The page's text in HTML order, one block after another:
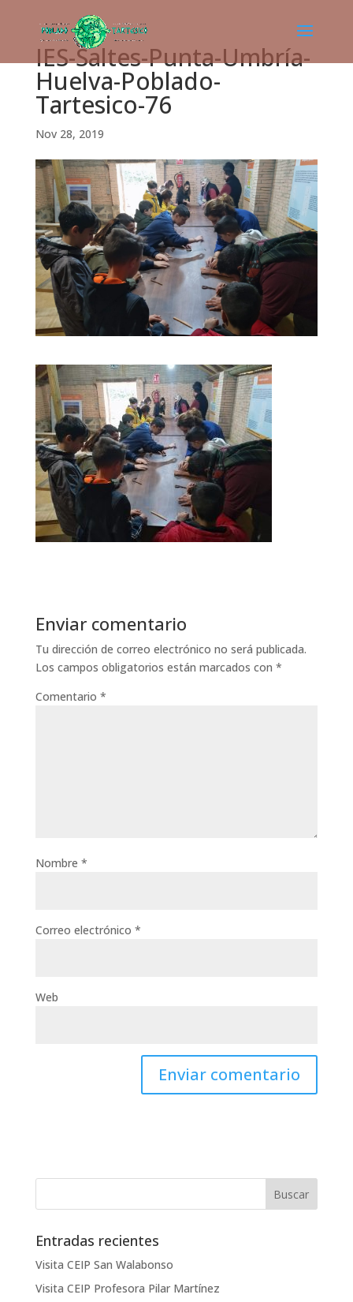
IES-Saltes-Punta-Umbría-
Huelva-Poblado-
Tartesico-76
Nov 28, 2019
Enviar comentario
Tu dirección de correo electrónico no será publicada.
Los campos obligatorios están marcados con *
Comentario *
Nombre *
Correo electrónico *
Web
Entradas recientes
Visita CEIP San Walabonso
Visita CEIP Profesora Pilar Martínez